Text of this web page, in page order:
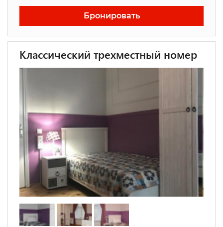
Бронировать
Классический трехместный номер